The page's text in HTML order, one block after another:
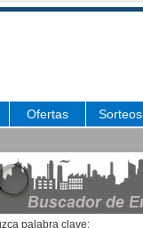
Ofertas Sorteos
palabra clave: